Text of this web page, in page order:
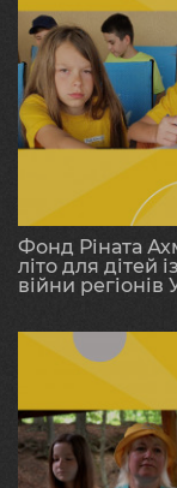
Фонд Ріната
літо для дітей
війни регіонів